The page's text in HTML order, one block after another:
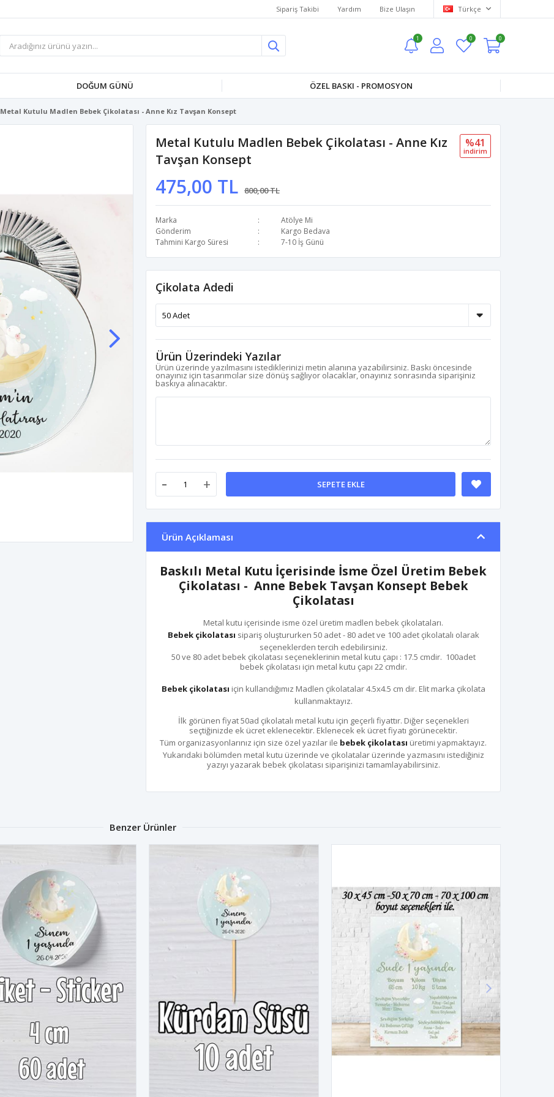
Sipariş Takibi Yardım Bize Ulaşın Türkçe
1 0 0
DOĞUM GÜNÜ ÖZEL BASKI - PROMOSYON
Metal Kutulu Madlen Bebek Çikolatası - Anne Kız Tavşan Konsept
Metal Kutulu Madlen Bebek Çikolatası - Anne Kız
Tavşan Konsept
475,00 TL 800,00 TL
%41
i̇ndi̇ri̇m
Marka
Atölye Mi
Gönderim
Kargo Bedava
Tahmini Kargo Süresi
7-10 İş Günü
Çikolata Adedi
Ürün Üzerindeki Yazılar
Ürün üzerinde yazılmasını istediklerinizi metin alanına yazabilirsiniz. Baskı öncesinde
onayınız için tasarımcılar size dönüş sağlıyor olacaklar, onayınız sonrasında siparişiniz
baskıya alınacaktır.
- + SEPETE EKLE
Ürün Açıklaması
Baskılı Metal Kutu İçerisinde İsme Özel Üretim Bebek
Çikolatası - Anne Bebek Tavşan Konsept Bebek
Çikolatası
Metal kutu içerisinde isme özel üretim madlen bebek çikolataları.
Bebek çikolatası sipariş oluştururken 50 adet - 80 adet ve 100 adet çikolatalı olarak
seçeneklerden tercih edebilirsiniz.
50 ve 80 adet bebek çikolatası seçeneklerinin metal kutu çapı : 17.5 cmdir. 100adet
bebek çikolatası için metal kutu çapı 22 cmdir.
Bebek çikolatası için kullandığımız Madlen çikolatalar 4.5x4.5 cm dir. Elit marka çikolata
kullanmaktayız.
İlk görünen fiyat 50ad çikolatalı metal kutu için geçerli fiyattır. Diğer seçenekleri
seçtiğinizde ek ücret eklenecektir. Eklenecek ek ücret fiyatı görünecektir.
Tüm organizasyonlarınız için size özel yazılar ile bebek çikolatası üretimi yapmaktayız.
Yukarıdaki bölümden metal kutu üzerinde ve çikolatalar üzerinde yazmasını istediğiniz
yazıyı yazarak bebek çikolatası siparişinizi tamamlayabilirsiniz.
Benzer Ürünler